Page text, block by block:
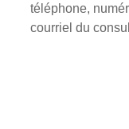
téléphone,
courriel du